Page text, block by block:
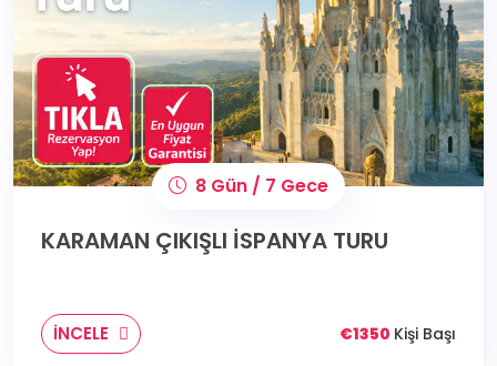
8 Gün / 7 Gece
KARAMAN ÇIKIŞLI İSPANYA TURU
İNCELE €1350 Kişi Başı